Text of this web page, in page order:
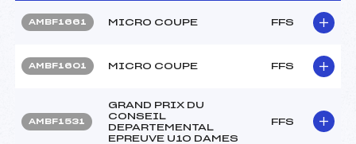
AMBF1661 MICRO COUPE FFS
AMBF1601 MICRO COUPE FFS
AMBF1531
GRAND PRIX DU
CONSEIL
DEPARTEMENTAL
EPREUVE U10 DAMES
FFS